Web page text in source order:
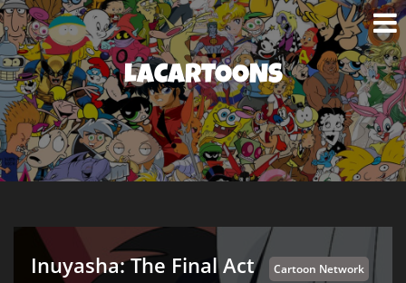
LACARTOONS
Inuyasha: The Final Act Cartoon Network